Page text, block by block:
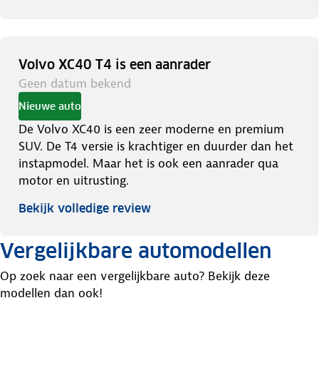
Volvo XC40 T4 is een aanrader
Geen datum bekend
Nieuwe auto
De Volvo XC40 is een zeer moderne en premium
SUV. De T4 versie is krachtiger en duurder dan het
instapmodel. Maar het is ook een aanrader qua
motor en uitrusting.
Bekijk volledige review
Vergelijkbare automodellen
Op zoek naar een vergelijkbare auto? Bekijk deze
modellen dan ook!